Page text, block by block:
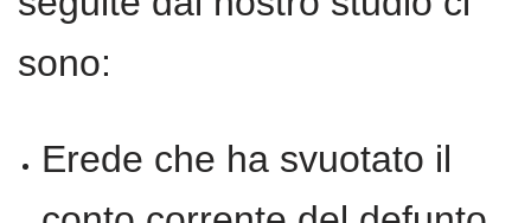
sono:
Erede che ha svuotato il